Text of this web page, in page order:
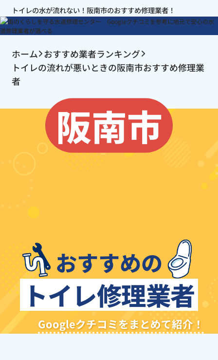
トイレの水が流れない！阪南市のおすすめ修理業者！
ホーム おすすめ業者ランキング
トイレの流れが悪いときの阪南市おすすめ修理業
者
阪南市
おすすめの
トイレ修理業者
Googleクチコミをまとめて紹介！